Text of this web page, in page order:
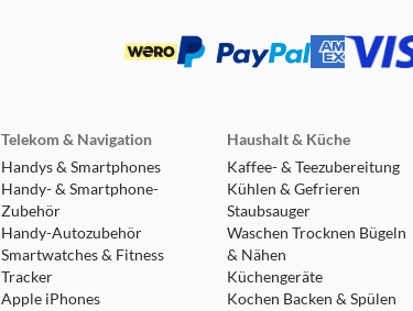
Telekom & Navigation
Handys & Smartphones
Handy- & Smartphone-
Zubehör
Handy-Autozubehör
Smartwatches & Fitness
Tracker
Apple iPhones
Haushalt & Küche
Kaffee- & Teezubereitung
Kühlen & Gefrieren
Staubsauger
Waschen Trocknen Bügeln
& Nähen
Küchengeräte
Kochen Backen & Spülen